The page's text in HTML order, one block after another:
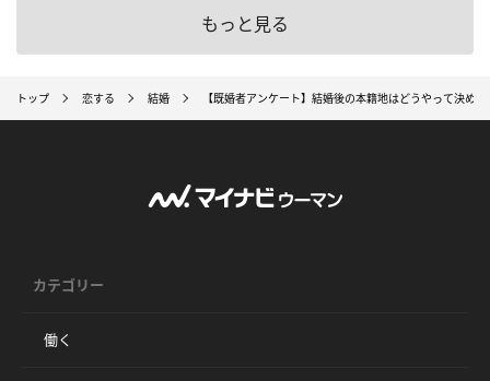
もっと見る
トップ 恋する 結婚 【既婚者アンケート】結婚後の本籍地はどうやって決めた
カテゴリー
働く